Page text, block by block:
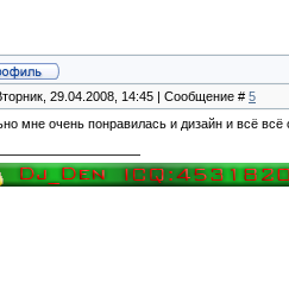
29.04.2008, 14:45 | Сообщение # 5
мне очень понравилась и дизайн и всё всё